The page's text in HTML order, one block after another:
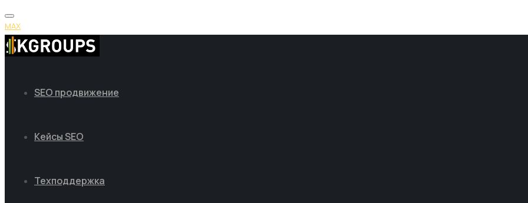
MAX
SEO продвижение
Кейсы SEO
Техподдержка